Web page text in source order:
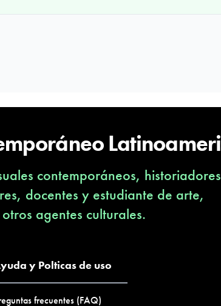
contemporáneos,
docentes y estudiante de arte,
agentes culturales.
y Polticas de uso
frecuentes (FAQ)